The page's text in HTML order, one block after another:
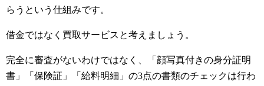
らうという仕組みです。
借金ではなく買取サービスと考えましょう。
完全に審査がないわけではなく、「顔写真付きの身分証明
書」「保険証」「給料明細」の3点の書類のチェックは行わ